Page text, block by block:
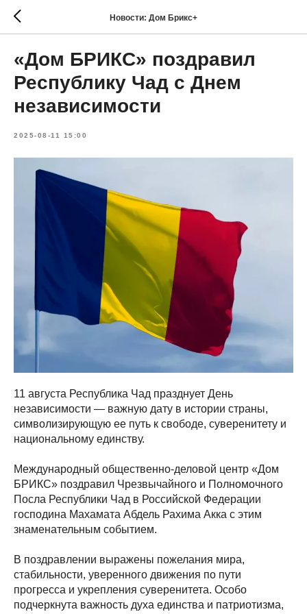
Новости: Дом Брикс+
«Дом БРИКС» поздравил
Республику Чад с Днем
независимости
2025-08-11 15:00
11 августа Республика Чад празднует День
независимости — важную дату в истории страны,
символизирующую ее путь к свободе, суверенитету и
национальному единству.
Международный общественно-деловой центр «Дом
БРИКС» поздравил Чрезвычайного и Полномочного
Посла Республики Чад в Российской Федерации
господина Махамата Абдель Рахима Акка с этим
знаменательным событием.
В поздравлении выражены пожелания мира,
стабильности, уверенного движения по пути
прогресса и укрепления суверенитета. Особо
подчеркнута важность духа единства и патриотизма,